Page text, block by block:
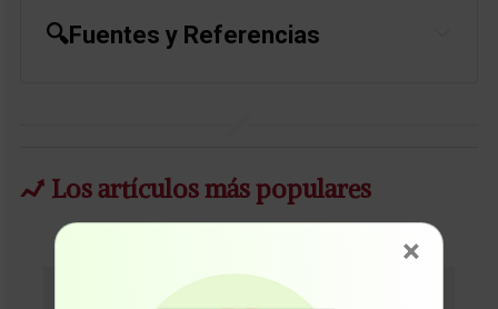
🔍Fuentes y Referencias
Los artículos más populares
×